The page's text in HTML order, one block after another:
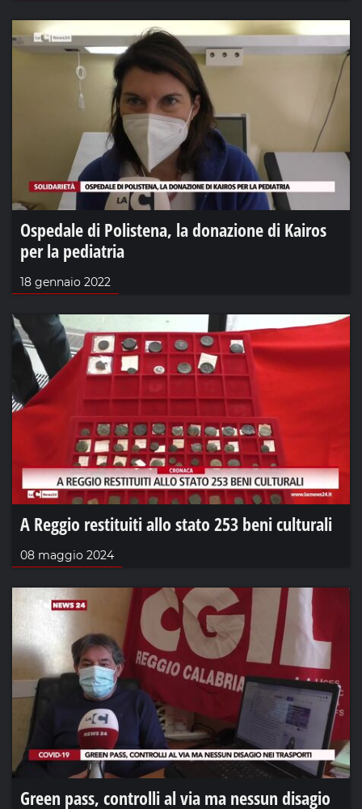
Ospedale di Polistena, la donazione di Kairos
per la pediatria
18 gennaio 2022
A Reggio restituiti allo stato 253 beni culturali
08 maggio 2024
Green pass, controlli al via ma nessun disagio